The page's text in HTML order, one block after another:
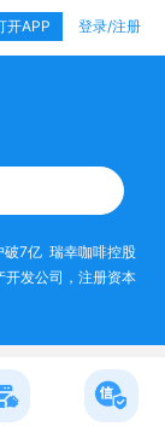
开APP 登录/注册
破7亿 瑞幸咖啡控股
开发公司，注册资本